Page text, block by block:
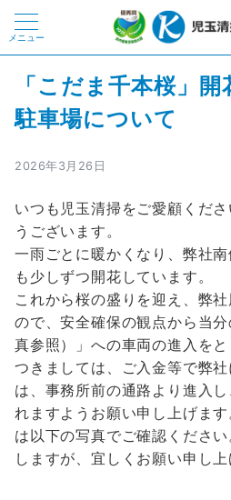
メニュー
「こだま千本桜」
駐車場について
2026年3月26日
いつも児玉清掃をご愛顧くだ
うございます。
一雨ごとに暖かくなり、弊社
も少しずつ開花しています。
これから桜の盛りを迎え、弊
ので、安全確保の観点から当
真参照）」への車両の進入をと
つきましては、ご入金等で弊
は、事務所前の通路より進入
れますようお願い申し上げま
は以下の写真でご確認くださ
しますが、宜しくお願い申し上